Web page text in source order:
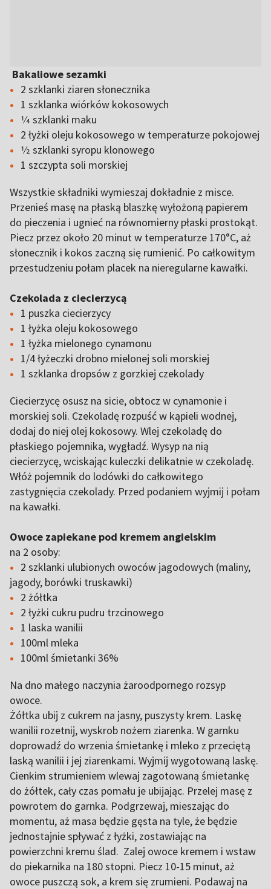
Bakaliowe sezamki
2 szklanki ziaren słonecznika
1 szklanka wiórków kokosowych
1⁄4 szklanki maku
2 łyżki oleju kokosowego w temperaturze pokojowej
1⁄2 szklanki syropu klonowego
1 szczypta soli morskiej
Wszystkie składniki wymieszaj dokładnie z misce.
Przenieś masę na płaską blaszkę wyłożoną papierem
do pieczenia i ugnieć na równomierny płaski prostokąt.
Piecz przez około 20 minut w temperaturze 170°C, aż
słonecznik i kokos zaczną się rumienić. Po całkowitym
przestudzeniu połam placek na nieregularne kawałki.
Czekolada z ciecierzycą
1 puszka ciecierzycy
1 łyżka oleju kokosowego
1 łyżka mielonego cynamonu
1/4 łyżeczki drobno mielonej soli morskiej
1 szklanka dropsów z gorzkiej czekolady
Ciecierzycę osusz na sicie, obtocz w cynamonie i
morskiej soli. Czekoladę rozpuść w kąpieli wodnej,
dodaj do niej olej kokosowy. Wlej czekoladę do
płaskiego pojemnika, wygładź. Wysyp na nią
ciecierzycę, wciskając kuleczki delikatnie w czekoladę.
Włóż pojemnik do lodówki do całkowitego
zastygnięcia czekolady. Przed podaniem wyjmij i połam
na kawałki.
Owoce zapiekane pod kremem angielskim
na 2 osoby:
2 szklanki ulubionych owoców jagodowych (maliny,
jagody, borówki truskawki)
2 żółtka
2 łyżki cukru pudru trzcinowego
1 laska wanilii
100ml mleka
100ml śmietanki 36%
Na dno małego naczynia żaroodpornego rozsyp
owoce.
Żółtka ubij z cukrem na jasny, puszysty krem. Laskę
wanilii rozetnij, wyskrob nożem ziarenka. W garnku
doprowadź do wrzenia śmietankę i mleko z przeciętą
laską wanilii i jej ziarenkami. Wyjmij wygotowaną laskę.
Cienkim strumieniem wlewaj zagotowaną śmietankę
do żółtek, cały czas pomału je ubijając. Przelej masę z
powrotem do garnka. Podgrzewaj, mieszając do
momentu, aż masa będzie gęsta na tyle, że będzie
jednostajnie spływać z łyżki, zostawiając na
powierzchni kremu ślad. Zalej owoce kremem i wstaw
do piekarnika na 180 stopni. Piecz 10-15 minut, aż
owoce puszczą sok, a krem się zrumieni. Podawaj na